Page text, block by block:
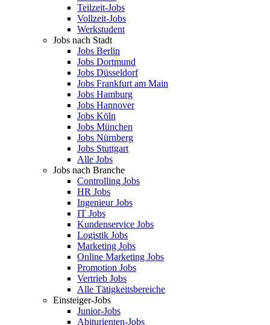
Teilzeit-Jobs
Vollzeit-Jobs
Werkstudent
Jobs nach Stadt
Jobs Berlin
Jobs Dortmund
Jobs Düsseldorf
Jobs Frankfurt am Main
Jobs Hamburg
Jobs Hannover
Jobs Köln
Jobs München
Jobs Nürnberg
Jobs Stuttgart
Alle Jobs
Jobs nach Branche
Controlling Jobs
HR Jobs
Ingenieur Jobs
IT Jobs
Kundenservice Jobs
Logistik Jobs
Marketing Jobs
Online Marketing Jobs
Promotion Jobs
Vertrieb Jobs
Alle Tätigkeitsbereiche
Einsteiger-Jobs
Junior-Jobs
Abiturienten-Jobs